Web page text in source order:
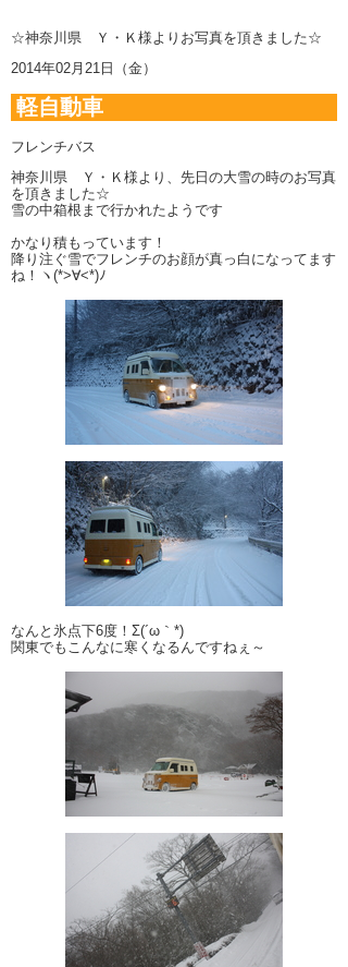
☆神奈川県 Ｙ・Ｋ様よりお写真を頂きました☆
2014年02月21日（金）
軽自動車
フレンチバス
神奈川県 Ｙ・Ｋ様より、先日の大雪の時のお写真
を頂きました☆
雪の中箱根まで行かれたようです
かなり積もっています！
降り注ぐ雪でフレンチのお顔が真っ白になってます
ね！ヽ(*>∀<*)ﾉ
なんと氷点下6度！Σ(´ω｀*)
関東でもこんなに寒くなるんですねぇ～